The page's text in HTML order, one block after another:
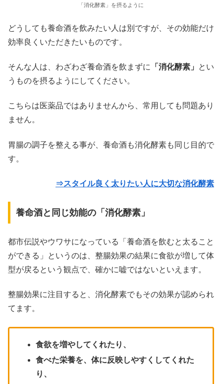
「消化酵素」を摂るように
どうしても養命酒を飲みたい人は別ですが、その効能だけ
効率良くいただきたいものです。
そんな人は、わざわざ養命酒を飲まずに 「消化酵素」
とい
うものを摂るようにしてください。
こちらは医薬品ではありませんから、常用しても問題あり
ません。
胃腸の調子を整える事が、養命酒も消化酵素も同じ目的で
す。
⇒スタイル良く太りたい人に大切な消化酵素
養命酒と同じ効能の「消化酵素」
都市伝説やウワサになっている「養命酒を飲むと太ること
ができる」というのは、整腸効果の結果に食欲が増して体
型が戻るという観点で、確かに嘘ではないといえます。
整腸効果に注目すると、消化酵素でもその効果が認められ
てます。
食欲を増やしてくれたり、
食べた栄養を、体に反映しやすくしてくれた
り、